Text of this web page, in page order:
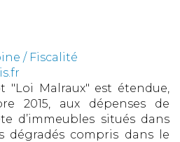
/ Fiscalité
"Loi Malraux" est étendue,
2015, aux dépenses de
d’immeubles situés dans
dégradés compris dans le